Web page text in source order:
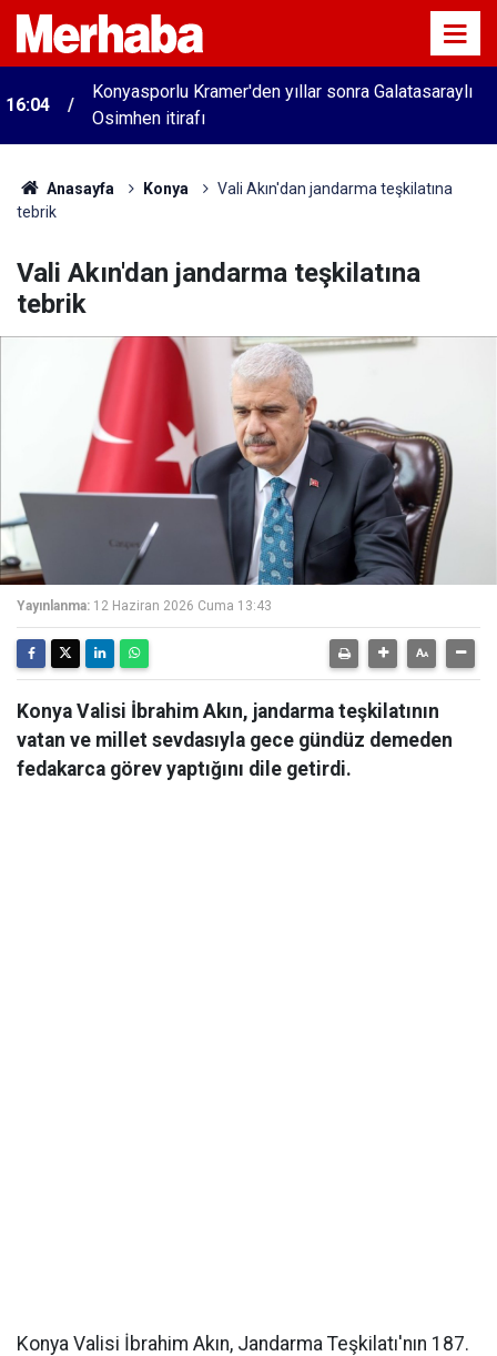
16:04
Konyasporlu Kramer'den yıllar sonra Galatasaraylı
Osimhen itirafı
Anasayfa Konya
Vali Akın'dan jandarma teşkilatına
tebrik
Vali Akın'dan jandarma teşkilatına
tebrik
Yayınlanma: 12 Haziran 2026 Cuma 13:43
Konya Valisi İbrahim Akın, jandarma teşkilatının
vatan ve millet sevdasıyla gece gündüz demeden
fedakarca görev yaptığını dile getirdi.
Konya Valisi İbrahim Akın, Jandarma Teşkilatı'nın 187.